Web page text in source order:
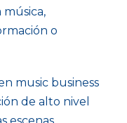
o
music business
de alto nivel
escenas